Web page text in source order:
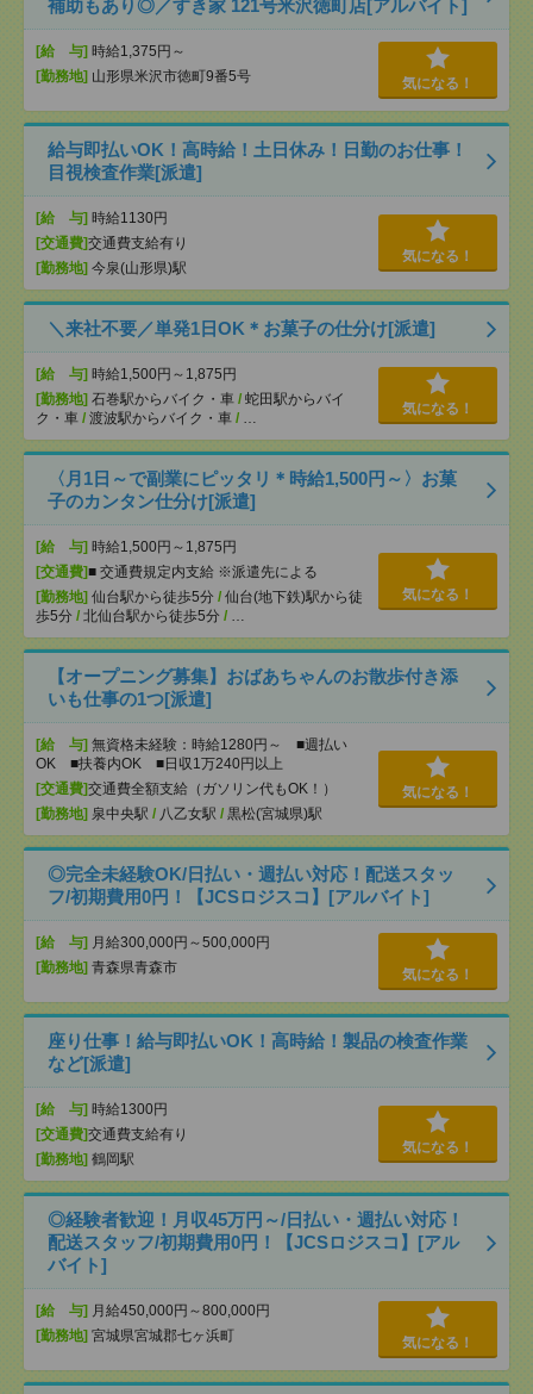
補助もあり◎／すき家 121号米沢徳町店[アルバイト]
[給 与] 時給1,375円～
[勤務地] 山形県米沢市徳町9番5号 気になる！
給与即払いOK！高時給！土日休み！日勤のお仕事！
目視検査作業[派遣]
[給 与] 時給1130円
[交通費]交通費支給有り
[勤務地] 今泉(山形県)駅
気になる！
＼来社不要／単発1日OK＊お菓子の仕分け[派遣]
[給 与] 時給1,500円～1,875円
[勤務地] 石巻駅からバイク・車 / 蛇田駅からバイ
ク・車 / 渡波駅からバイク・車 / …
気になる！
〈月1日～で副業にピッタリ＊時給1,500円～〉お菓
子のカンタン仕分け[派遣]
[給 与] 時給1,500円～1,875円
[交通費]■ 交通費規定内支給 ※派遣先による
[勤務地] 仙台駅から徒歩5分 / 仙台(地下鉄)駅から徒
歩5分 / 北仙台駅から徒歩5分 / …
気になる！
【オープニング募集】おばあちゃんのお散歩付き添
いも仕事の1つ[派遣]
[給 与] 無資格未経験：時給1280円～ ■週払い
OK ■扶養内OK ■日収1万240円以上
[交通費]交通費全額支給（ガソリン代もOK！）
[勤務地] 泉中央駅 / 八乙女駅 / 黒松(宮城県)駅
気になる！
◎完全未経験OK/日払い・週払い対応！配送スタッ
フ/初期費用0円！【JCSロジスコ】[アルバイト]
[給 与] 月給300,000円～500,000円
[勤務地] 青森県青森市 気になる！
座り仕事！給与即払いOK！高時給！製品の検査作業
など[派遣]
[給 与] 時給1300円
[交通費]交通費支給有り
[勤務地] 鶴岡駅
気になる！
◎経験者歓迎！月収45万円～/日払い・週払い対応！
配送スタッフ/初期費用0円！【JCSロジスコ】[アル
バイト]
[給 与] 月給450,000円～800,000円
[勤務地] 宮城県宮城郡七ヶ浜町 気になる！